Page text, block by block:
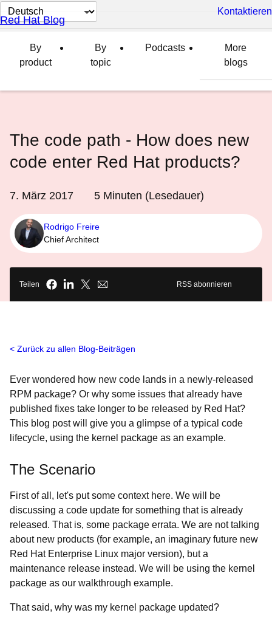
Sprache
auswählen
Kontaktieren
Red Hat Blog
By
product
By
topic
Podcasts
More
blogs
The code path - How does new
code enter Red Hat products?
7. März 2017 5 Minuten (Lesedauer)
Rodrigo Freire
Chief Architect
Teilen RSS abonnieren
Zurück zu allen Blog-Beiträgen
Ever wondered how new code lands in a newly-released
RPM package? Or why some issues that already have
published fixes take longer to be released by Red Hat?
This blog post will give you a glimpse of a typical code
lifecycle, using the kernel package as an example.
The Scenario
First of all, let's put some context here. We will be
discussing a code update for something that is already
released. That is, some package errata. We are not talking
about new products (for example, an imaginary future new
Red Hat Enterprise Linux major version), but a
maintenance release instead. We will be using the kernel
package as our walkthrough example.
That said, why was my kernel package updated?